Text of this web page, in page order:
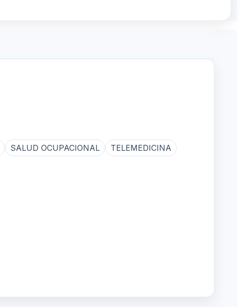
SALUD OCUPACIONAL TELEMEDICINA